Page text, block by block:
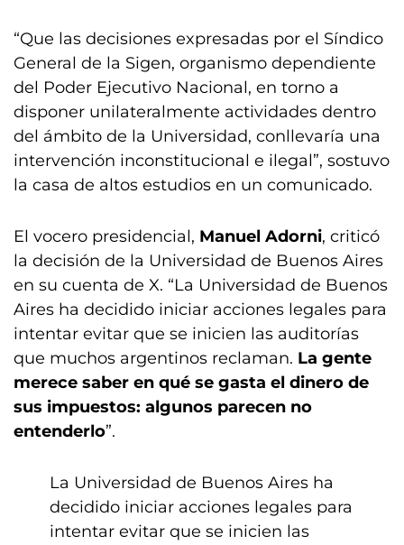
“Que las decisiones expresadas por el Síndico
General de la Sigen, organismo dependiente
del Poder Ejecutivo Nacional, en torno a
disponer unilateralmente actividades dentro
del ámbito de la Universidad, conllevaría una
intervención inconstitucional e ilegal”, sostuvo
la casa de altos estudios en un comunicado.
El vocero presidencial, Manuel Adorni, criticó
la decisión de la Universidad de Buenos Aires
en su cuenta de X. “La Universidad de Buenos
Aires ha decidido iniciar acciones legales para
intentar evitar que se inicien las auditorías
que muchos argentinos reclaman. La gente
merece saber en qué se gasta el dinero de
sus impuestos: algunos parecen no
entenderlo”.
La Universidad de Buenos Aires ha
decidido iniciar acciones legales para
intentar evitar que se inicien las